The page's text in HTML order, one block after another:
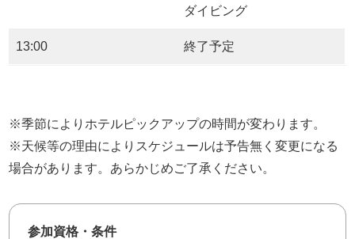
ダイビング
13:00 終了予定
※季節によりホテルピックアップの時間が変わります。
※天候等の理由によりスケジュールは予告無く変更になる
場合があります。あらかじめご了承ください。
参加資格・条件